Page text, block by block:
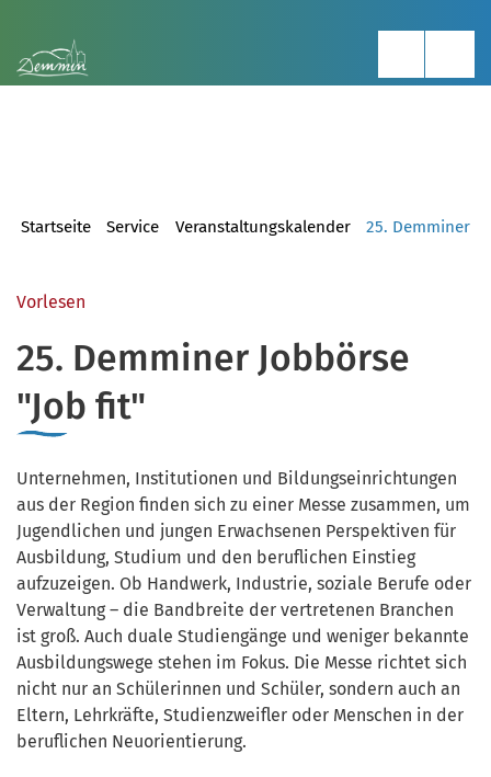
Startseite Service Veranstaltungskalender 25. Demminer
Vorlesen
25. Demminer Jobbörse
"Job fit"
Unternehmen, Institutionen und Bildungseinrichtungen
aus der Region finden sich zu einer Messe zusammen, um
Jugendlichen und jungen Erwachsenen Perspektiven für
Ausbildung, Studium und den beruflichen Einstieg
aufzuzeigen. Ob Handwerk, Industrie, soziale Berufe oder
Verwaltung – die Bandbreite der vertretenen Branchen
ist groß. Auch duale Studiengänge und weniger bekannte
Ausbildungswege stehen im Fokus. Die Messe richtet sich
nicht nur an Schülerinnen und Schüler, sondern auch an
Eltern, Lehrkräfte, Studienzweifler oder Menschen in der
beruflichen Neuorientierung.